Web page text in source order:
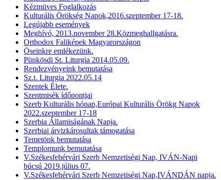
Kézmüves Foglalkozás
Kulturális Örökség Napok,2016.szeptember 17-18.
Legújabb események
Meghívó, 2013.november 28.Közmeghallgatásra.
Orthodox Faliképek Magyarországon
Öseinkre emlékezünk.
Pünkösdi St. Liturgia 2014.05.09.
Rendezvényeink bemutatása
Sz.t. Liturgia 2022.05.14
Szentek Élete.
Szentmisék ídőpontjai
Szerb Kulturális hónap,Európai Kulturális Örökg Napok
2022.szeptember 17-18
Szerbia Államiságának Napja.
Szerbiai árvizkárosultak támogatása
Temetönk bemutatása
Templomunk bemutatása
V.Székesfehérvári Szerb Nemzetiségi Nap, IVÁN-Napi
búcsú 2019.július 07.
V.Székesfehérvári Szerb Nemzetiségi Nap,IVÁNDÁN napja.